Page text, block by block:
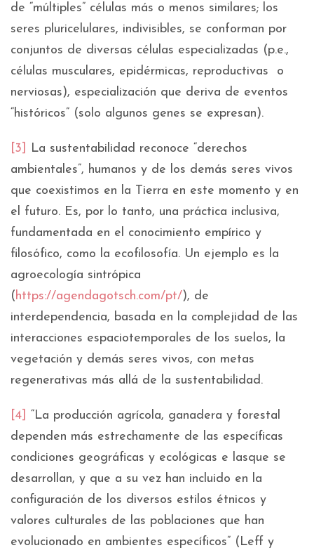
de “múltiples” células más o menos similares; los
seres pluricelulares, indivisibles, se conforman por
conjuntos de diversas células especializadas (p.e.,
células musculares, epidérmicas, reproductivas o
nerviosas), especialización que deriva de eventos
“históricos” (solo algunos genes se expresan).
[3]
La sustentabilidad reconoce “derechos
ambientales”, humanos y de los demás seres vivos
que coexistimos en la Tierra en este momento y en
el futuro. Es, por lo tanto, una práctica inclusiva,
fundamentada en el conocimiento empírico y
filosófico, como la ecofilosofía. Un ejemplo es la
agroecología sintrópica
(https://agendagotsch.com/pt/), de
interdependencia, basada en la complejidad de las
interacciones espaciotemporales de los suelos, la
vegetación y demás seres vivos, con metas
regenerativas más allá de la sustentabilidad.
[4]
“La producción agrícola, ganadera y forestal
dependen más estrechamente de las específicas
condiciones geográficas y ecológicas e lasque se
desarrollan, y que a su vez han incluido en la
configuración de los diversos estilos étnicos y
valores culturales de las poblaciones que han
evolucionado en ambientes específicos” (Leff y